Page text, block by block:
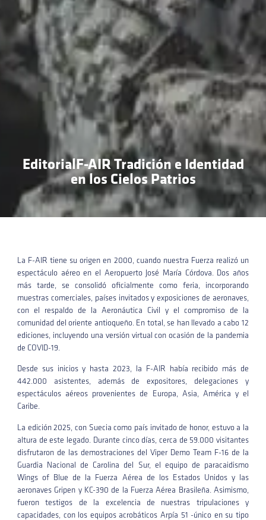
EditorialF-AIR Tradición e Identidad
en los Cielos Patrios
La F-AIR tiene su origen en 2000, cuando nuestra Fuerza realizó un
espectáculo aéreo en el Aeropuerto José María Córdova. Dos años
más tarde, se consolidó oficialmente como feria, incorporando
muestras comerciales, países invitados y exposiciones de aeronaves,
con el respaldo de la Aeronáutica Civil y el compromiso de la
comunidad del oriente antioqueño. En total, se han llevado a cabo 12
ediciones, incluyendo una versión virtual con ocasión de la pandemia
de COVID-19.
Desde sus inicios y hasta 2023, la F-AIR había recibido más de
442.000 asistentes, además de expositores, delegaciones y
espectáculos aéreos provenientes de Europa, Asia, América y el
Caribe.
La edición 2025, con Suecia como país invitado de honor, estuvo a la
altura de este legado. Durante cinco días, cerca de 59.000 visitantes
disfrutaron de las demostraciones del Viper Demo Team F-16 de la
Guardia Nacional de Carolina del Sur, el equipo de paracaidismo
Wings of Blue de la Fuerza Aérea de los Estados Unidos y las
aeronaves Gripen y KC-390 de la Fuerza Aérea Brasileña. Asimismo,
fueron testigos de la excelencia de nuestras tripulaciones y
capacidades, con los equipos acrobáticos Arpía 51 -único en su tipo